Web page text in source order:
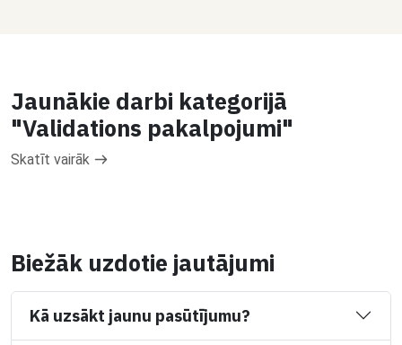
Jaunākie darbi kategorijā
"Validations pakalpojumi"
Skatīt vairāk
Biežāk uzdotie jautājumi
Kā uzsākt jaunu pasūtījumu?